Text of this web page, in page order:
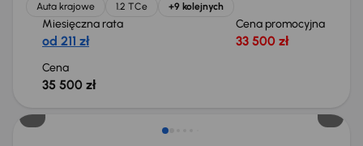
Auta krajowe
1.2 TCe +9 kolejnych
Miesięczna rata
od 211 zł
Cena promocyjna
33 500 zł
Cena
35 500 zł
Extra zniżka 2 100 zł